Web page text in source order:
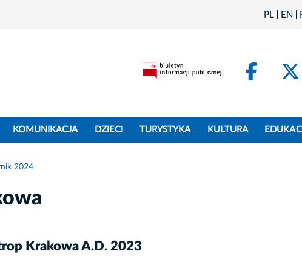
PL EN
KOMUNIKACJA DZIECI TURYSTYKA KULTURA
2024
Krakowa A.D. 2023